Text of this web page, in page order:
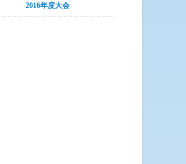
2016年度大会